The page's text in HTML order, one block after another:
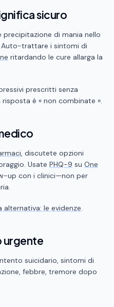
sicuro
di mania nello
trattare i sintomi di
ritardando le cure allarga la
prescritti senza
è « non combinate ».
, discutete opzioni
Usate PHQ-9 su One
up con i clinici—non per
alternativa: le evidenze.
urgente
suicidario, sintomi di
febbre, tremore dopo